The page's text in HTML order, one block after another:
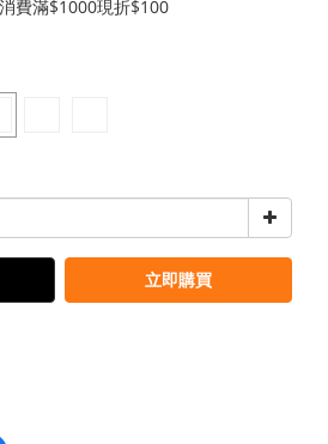
費滿$1000現折$100
立即購買